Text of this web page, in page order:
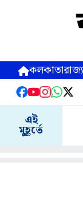
কলকাতারাজ্য
এই
মুহূর্তে